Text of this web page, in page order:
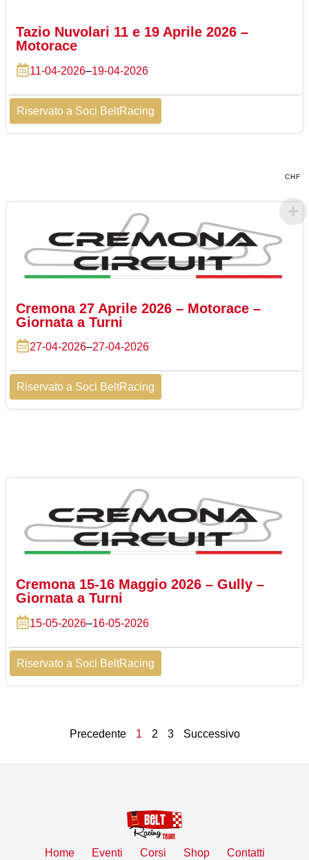
Tazio Nuvolari 11 e 19 Aprile 2026 –
Motorace
11-04-2026–19-04-2026
Riservato a Soci BeltRacing
Cremona 27 Aprile 2026 – Motorace –
Giornata a Turni
27-04-2026–27-04-2026
Riservato a Soci BeltRacing
Cremona 15-16 Maggio 2026 – Gully –
Giornata a Turni
15-05-2026–16-05-2026
Riservato a Soci BeltRacing
Precedente 1 2 3 Successivo
Home Eventi Corsi Shop Contatti
CHF